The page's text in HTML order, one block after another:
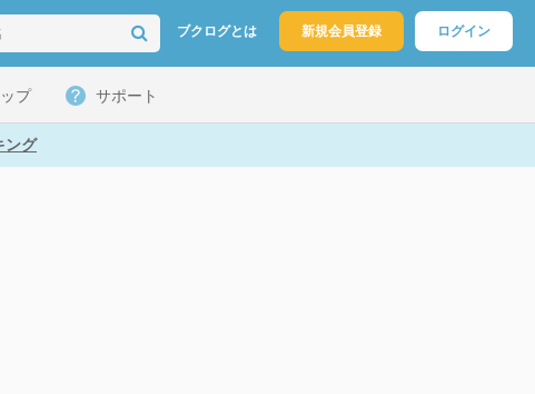
ブクログとは 新規会員登録 ログイン
プ サポート
ング